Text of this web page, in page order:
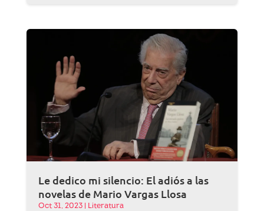
Le dedico mi silencio: El adiós a las
novelas de Mario Vargas Llosa
Oct 31, 2023| Literatura